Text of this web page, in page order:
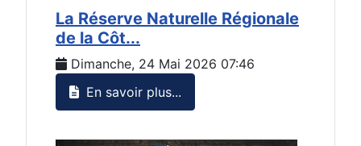
La Réserve Naturelle Régionale
de la Côt...
Dimanche, 24 Mai 2026 07:46
En savoir plus...